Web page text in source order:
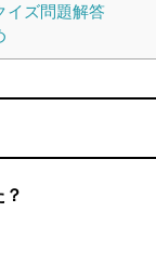
イズ問題解答